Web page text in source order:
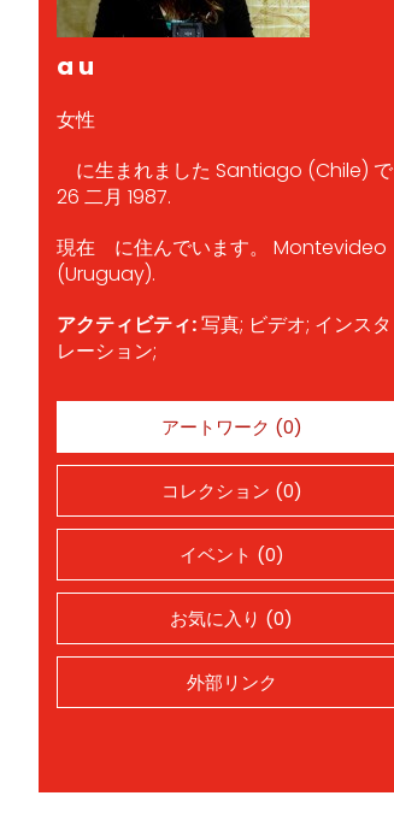
a u
女性
に生まれました Santiago (Chile) で
26 二月 1987.
現在 に住んでいます。 Montevideo
(Uruguay).
アクティビティ:写真; ビデオ; インスタ
レーション;
アートワーク (0)
コレクション (0)
イベント (0)
お気に入り (0)
外部リンク